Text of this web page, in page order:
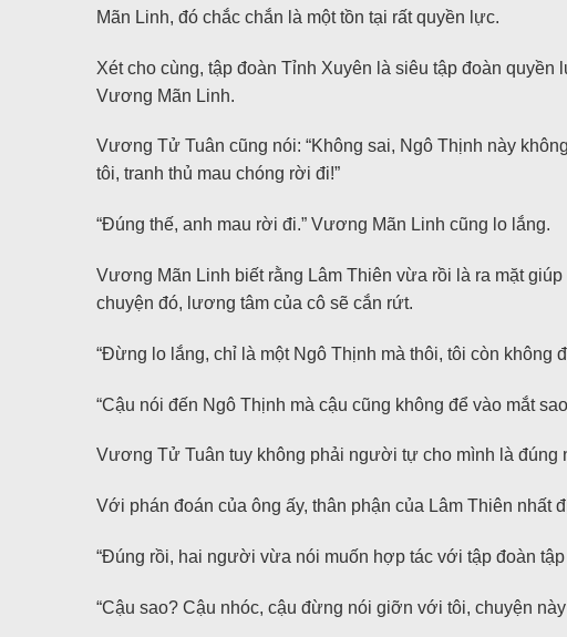
Mãn Linh, đó chắc chắn là một tồn tại rất quyền lực.
Xét cho cùng, tập đoàn Tỉnh Xuyên là siêu tập đoàn
Vương Mãn Linh.
Vương Tử Tuân cũng nói: “Không sai, Ngô Thịnh này
tôi, tranh thủ mau chóng rời đi!”
“Đúng thế, anh mau rời đi.” Vương Mãn Linh cũng lo lắng.
Vương Mãn Linh biết rằng Lâm Thiên vừa rồi là ra mặt
chuyện đó, lương tâm của cô sẽ cắn rứt.
“Đừng lo lắng, chỉ là một Ngô Thịnh mà thôi, tôi còn không
“Cậu nói đến Ngô Thịnh mà cậu cũng không để vào mắt
Vương Tử Tuân tuy không phải người tự cho mình là
Với phán đoán của ông ấy, thân phận của Lâm Thiên nhất
“Đúng rồi, hai người vừa nói muốn hợp tác với tập đoàn
“Cậu sao? Cậu nhóc, cậu đừng nói giỡn với tôi, chuyện